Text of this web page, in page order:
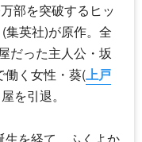
部を突破するヒッ
集英社)が原作。全
だった主人公・坂
働く女性・葵(上戸
を引退。